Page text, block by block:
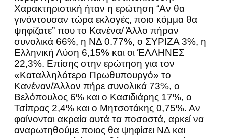
Χαρακτηριστική ήταν η ερώτηση “Αν θα
γινόντουσαν τώρα εκλογές, ποιο κόμμα θα
ψηφίζατε” που το Κανένα/ Άλλο πήραν
συνολικά 66%, η ΝΔ 0.77%, ο ΣΥΡΙΖΑ 3%, η
Ελληνική Λύση 6,15% και οι ΈΛΛΗΝΕΣ
22,3%. Επίσης στην ερώτηση για τον
«Καταλληλότερο Πρωθυπουργό» το
Κανέναν/Άλλον πήρε συνολικά 73%, ο
Βελόπουλος 6% και ο Κασιδιάρης 17%, ο
Τσίπρας 2,4% και ο Μητσοτάκης 0,75%. Αν
φαίνονται ακραία αυτά τα ποσοστά, αρκεί να
αναρωτηθούμε ποιος θα ψηφίσει ΝΔ και